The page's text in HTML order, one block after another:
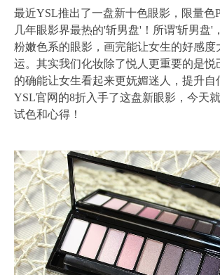
最近YSL推出了一盘新十色眼影，限量色
几年眼影界最热的'斩男盘'！所谓'斩男盘'
粉嫩色系的眼影，画完能让女生的好感度
运。其实我们化妆除了悦人更重要的是悦
的确能让女生看起来更妩媚迷人，提升自
YSL官网的8折入手了这盘新眼影，今天
试色和心得！